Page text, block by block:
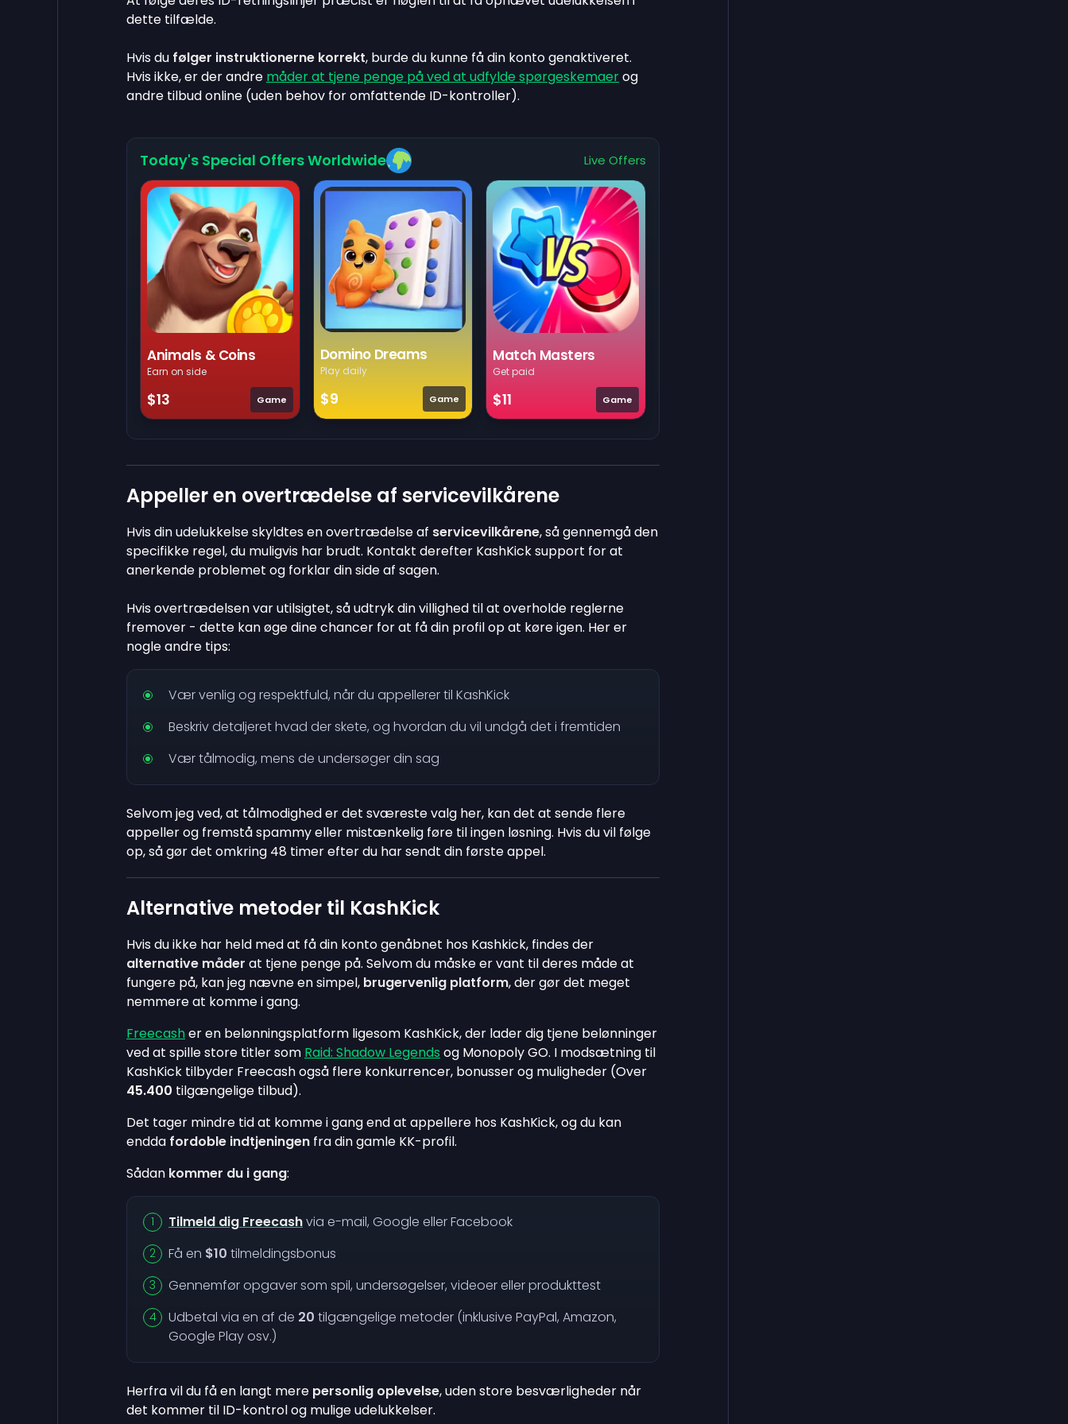
dette tilfælde.
Hvis du følger instruktionerne korrekt, burde du kunne få din konto genaktiveret.
Hvis ikke, er der andre måder at tjene penge på ved at udfylde spørgeskemaerog
andre tilbud online (uden behov for omfattende ID-kontroller).
Today's Special Offers Worldwide Live Offers
Animals & Coins
Earn on side
$13 Game
Domino Dreams
Play daily
$9 Game
Match Masters
Get paid
$11 Game
Appeller en overtrædelse af servicevilkårene
Hvis din udelukkelse skyldtes en overtrædelse af servicevilkårene, så gennemgå den
specifikke regel, du muligvis har brudt. Kontakt derefter KashKick support for at
anerkende problemet og forklar din side af sagen.
Hvis overtrædelsen var utilsigtet, så udtryk din villighed til at overholde reglerne
fremover - dette kan øge dine chancer for at få din profil op at køre igen. Her er
nogle andre tips:
Vær venlig og respektfuld, når du appellerer til KashKick
Beskriv detaljeret hvad der skete, og hvordan du vil undgå det i fremtiden
Vær tålmodig, mens de undersøger din sag
Selvom jeg ved, at tålmodighed er det sværeste valg her, kan det at sende flere
appeller og fremstå spammy eller mistænkelig føre til ingen løsning. Hvis du vil følge
op, så gør det omkring 48 timer efter du har sendt din første appel.
Alternative metoder til KashKick
Hvis du ikke har held med at få din konto genåbnet hos Kashkick, findes der
alternative måder at tjene penge på. Selvom du måske er vant til deres måde at
fungere på, kan jeg nævne en simpel, brugervenlig platform, der gør det meget
nemmere at komme i gang.
Freecasher en belønningsplatform ligesom KashKick, der lader dig tjene belønninger
ved at spille store titler som Raid: Shadow Legends og Monopoly GO. I modsætning til
KashKick tilbyder Freecash også flere konkurrencer, bonusser og muligheder (Over
45.400 tilgængelige tilbud).
Det tager mindre tid at komme i gang end at appellere hos KashKick, og du kan
endda fordoble indtjeningen fra din gamle KK-profil.
Sådan kommer du i gang:
Tilmeld dig Freecashvia e-mail, Google eller Facebook
Få en $10 tilmeldingsbonus
Gennemfør opgaver som spil, undersøgelser, videoer eller produkttest
Udbetal via en af de 20 tilgængelige metoder (inklusive PayPal, Amazon,
Google Play osv.)
Herfra vil du få en langt mere personlig oplevelse, uden store besværligheder når
det kommer til ID-kontrol og mulige udelukkelser.